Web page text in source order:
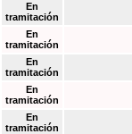
En
tramitación
En
tramitación
En
tramitación
En
tramitación
En
tramitación